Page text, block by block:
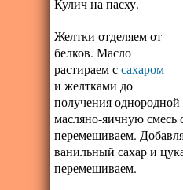
Желтки отделяем от
белков. Масло
растираем ссахаром
и желтками до
получения
масляно-яичную смесь
перемешиваем.
ванильный сахар и
перемешиваем.